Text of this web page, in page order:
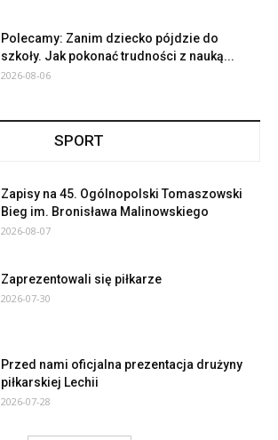
Polecamy: Zanim dziecko pójdzie do
szkoły. Jak pokonać trudności z nauką...
2026-08-06
SPORT
Zapisy na 45. Ogólnopolski Tomaszowski
Bieg im. Bronisława Malinowskiego
2026-08-07
Zaprezentowali się piłkarze
2026-07-30
Przed nami oficjalna prezentacja drużyny
piłkarskiej Lechii
2026-07-28